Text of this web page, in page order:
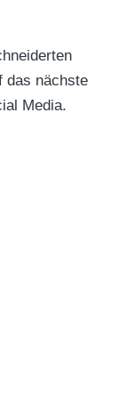
das nächste
Media.